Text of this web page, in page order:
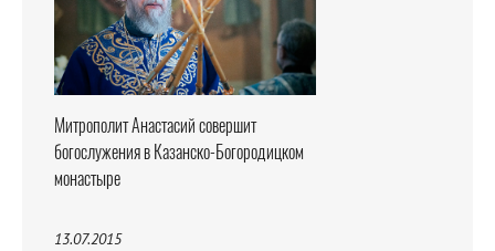
Митрополит Анастасий совершит
богослужения в Казанско-Богородицком
монастыре
13.07.2015